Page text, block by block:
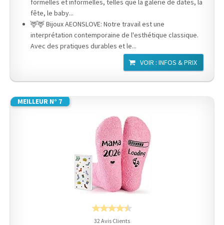
formelles et informelles, telles que la galerie de dates, la
fête, le baby...
🦌🦌 Bijoux AEONSLOVE: Notre travail est une
interprétation contemporaine de l'esthétique classique.
Avec des pratiques durables et le...
VOIR : INFOS & PRIX
MEILLEUR N° 7
32 Avis Clients